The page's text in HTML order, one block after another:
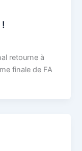
!
retourne à
finale de FA